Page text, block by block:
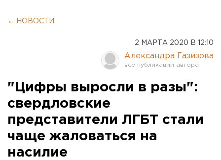
← НОВОСТИ
2 МАРТА 2020 В 12:10
Александра Газизова
"Цифры выросли в разы":
cвердловские
представители ЛГБТ стали
чаще жаловаться на
насилие